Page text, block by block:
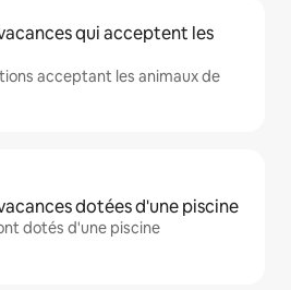
qui acceptent les
acceptant les animaux de
dotées d'une piscine
dotés d'une piscine